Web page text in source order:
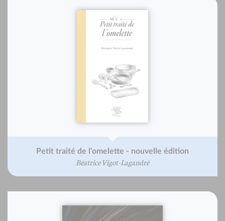
Petit traité de l'omelette - nouvelle édition
Béatrice Vigot-Lagandré